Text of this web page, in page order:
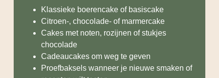
Klassieke boerencake of basiscake
Citroen-, chocolade- of marmercake
Cakes met noten, rozijnen of stukjes
chocolade
Cadeaucakes om weg te geven
Proefbaksels wanneer je nieuwe smaken of